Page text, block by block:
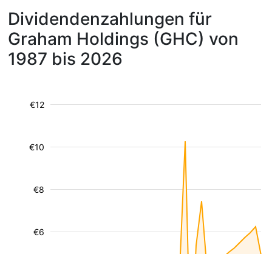
Dividendenzahlungen für
Graham Holdings (GHC) von
1987 bis 2026
€6
€8
€10
€12